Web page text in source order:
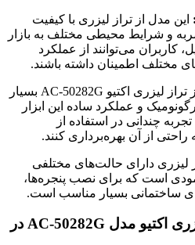
این مدل از تراز لیزری با کیفیت
و شرایط محیطی مختلف به بازار
می‌توانند از عملکرد
مختلف اطمینان داشته باشند.
استفاده از تراز لیزری اکتیو AC-50282G بسیار
و عملکرد ساده این ابزار
چندانی در استفاده از
راحتی از آن بهره‌برداری کنند.
لیزری دارای حالت‌های مختلفی
است که برای نصب پنجره‌ها،
ساختمانی بسیار مناسب است.
مزایای استفاده از تراز لیزری اکتیو مدل AC-50282G در